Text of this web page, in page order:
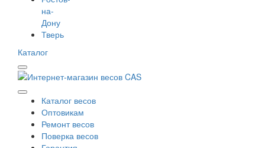
на-
Дону
Тверь
Каталог
Каталог весов
Оптовикам
Ремонт весов
Поверка весов